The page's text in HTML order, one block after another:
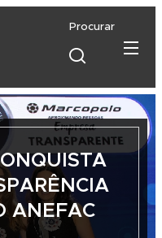
Procurar
ANEFAC